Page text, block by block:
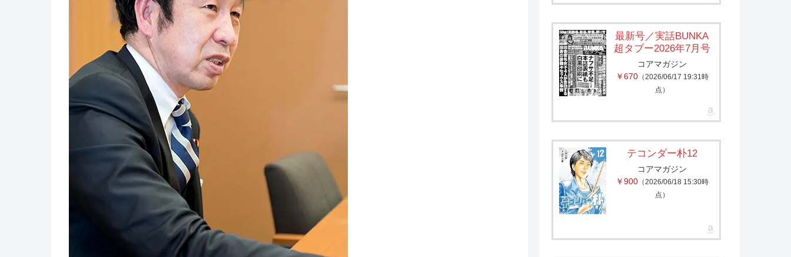
最新号／実話BUNKA
超タブー2026年7月号
コアマガジン
￥670（2026/06/17 19:31時
点）
テコンダー朴12
コアマガジン
￥900（2026/06/18 15:30時
点）